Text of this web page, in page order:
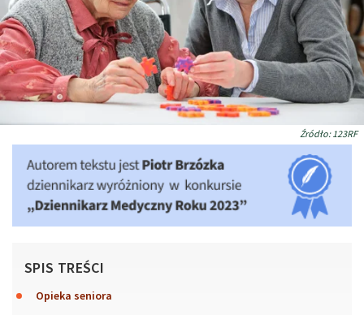
Źródło: 123RF
SPIS TREŚCI
Opieka seniora